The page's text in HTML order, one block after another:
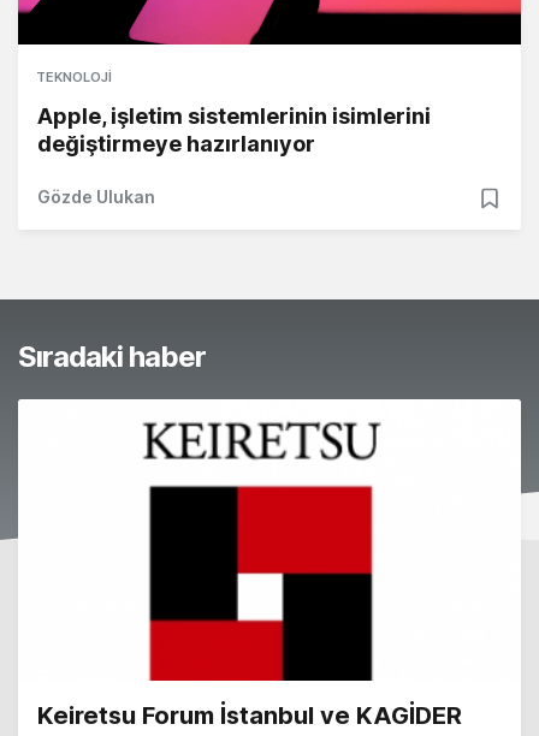
TEKNOLOJI
Apple, işletim sistemlerinin isimlerini
değiştirmeye hazırlanıyor
Gözde Ulukan
Sıradaki haber
Keiretsu Forum İstanbul ve KAGİDER